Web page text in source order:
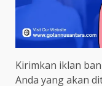
Kirimkan iklan
Anda yang akan